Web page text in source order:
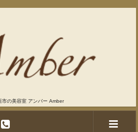
市の美容室 アンバー Amber